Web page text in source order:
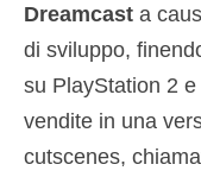
Dreamcast a
di sviluppo,
su PlayStation 2
vendite in una
cutscenes,